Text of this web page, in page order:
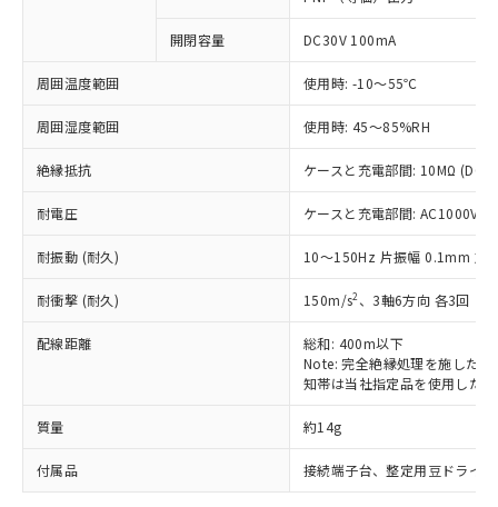
開閉容量 DC30V 100mA
周囲温度範囲 使用時: -10～55℃
周囲湿度範囲 使用時: 45～85%RH
絶縁抵抗 ケースと充電部間: 10MΩ
耐電圧 ケースと充電部間: AC1000V
耐振動 (耐久) 10～150Hz 片振幅 0.1mm 加
耐衝撃 (耐久) 150m/s2 、3軸6方向 各3回
配線距離
総和: 400m以下
Note: 完全絶縁処理を施した
知帯は当社指定品を使用した
質量 約14g
付属品 接続端子台、整定用豆ドライバ
ご利用条件
以下の条件をお読みいただき、同意のうえ
ご利用ください。
本サービスは、当社制御機器事業取扱
商品の当社在庫状況および標準価格
(税抜)を提供させていただくもので
当社制御機器事業取扱商品の中には、
本サービスの対象外となる商品もある
ことをご了承ください。
記載している更新日時点での社内デー
タに基づき作成されるものであり、閲
覧された時点での実際の在庫および標
準価格とは異なる場合があることをご
正式な納期状況および標準価格はお客
様のお取引先、またはお客様担当のオ
対応予定：EU RoHS指令（10物質）の非含
有に対応した製品に切り替える予定のある
対応予定なし：EU RoHS指令（10物質）の
非含有に非対応の商品で、対応品を出す予
定はありません。
調査・確認中：EU RoHS指令（10物質）の
非含有の対応状況を調査中または確認中の
非該当品：ライセンス料など無形物で、有
害物質有無と関係のない商品です。
仕入先様の事情により、非含有部品として
いたものが、含有品と判明した場合などや
むを得ず変更することがあります。
鉛(Pb) 1000ppm以下、 水銀(Hg) 1000ppm以下、 カド
類(PBB) 1000ppm以下、ポリ臭化ジフェニルエーテル類
(PBDE) 1000ppm以下、フタル酸ビス(2-エチルヘキシ
ル) (DEHP)(別名：DOP) 1000ppm以下、フタル酸ブチ
ルベンジル（BBP） 1000ppm以下、フタル酸ジブチル
※1 中国RoHS○×表
「○」：最大均質材料含有率が中国RoHSの
基準値以下であることを示します。
「×」：最大均質材料含有率が中国RoHSの
基準値を超えていることを示します。
「－」：未確認です。当社販売部門へお問
い合わせください。
*中国RoHS10物質の基準値 (GB/T26572)：
Pb(鉛) :1000ppm、 Hg(水銀) : 1000ppm、 Cd(カドミウ
Cr(Ⅵ)(六価クロム) : 1000ppm、 PBBs(ポリ臭化ビフェ
ニル類) : 1000ppm、 PBDEs(ポリ臭化ジフェニルエーテ
当社は、これら貴社製品のうち、外国
為替および外国貿易法に定める商品
（以下｢規制貨物等」という）を輸出
または国外への提供する場合は、日本
国政府の輸出許可(または役務取引許
可)を取得するなどの必要な手続きを
当社は規制貨物を破棄する場合は、完
全に破砕するなど、違法に輸出されな
一定数以上の在庫あり